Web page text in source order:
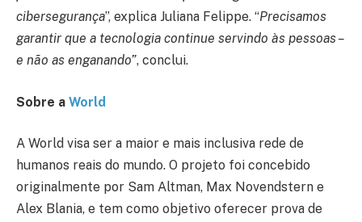
cibersegurança”, explica Juliana Felippe. “Precisamos
garantir que a tecnologia continue servindo às pessoas –
e não as enganando”, conclui.
Sobre a World
A World visa ser a maior e mais inclusiva rede de
humanos reais do mundo. O projeto foi concebido
originalmente por Sam Altman, Max Novendstern e
Alex Blania, e tem como objetivo oferecer prova de